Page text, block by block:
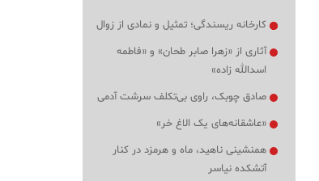
کارخانه ریسندگی؛ تمثیل و نمادی از زوال
آثاری از «زهرا صابر طحان» و «فاطمه
اسدالله زاده»
صادق چوبک، راوی بی‌تکلف سرشت آدمی
«عاشقانه‌های یک الاغ خر»
همنشینی ناهید، ماه و هرمزد در کنار
آتشکده نیاسر